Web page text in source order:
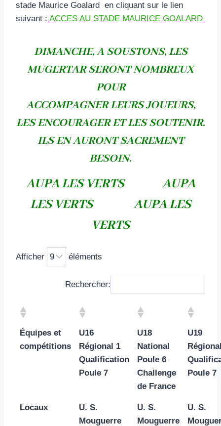
stade Maurice Goalard en cliquant sur le lien
suivant : ACCES AU STADE MAURICE GOALARD
DIMANCHE, A SOUSTONS, LES
MUGERTAR SERONT NOMBREUX
POUR
ACCOMPAGNER LEURS JOUEURS,
LES ENCOURAGER ET LES SOUTENIR.
ILS EN AURONT SACREMENT
BESOIN.
AUPA LES VERTS AUPA
LES VERTS AUPA LES
VERTS
Afficher éléments
Rechercher:
Équipes et
compétitions
U16
Régional 1
Qualification
Poule 7
U18
National
Poule 6
Challenge
de France
U19
Poule 7
Locaux
U. S.
Mouguerre
U. S.
Mouguerre
U. S.